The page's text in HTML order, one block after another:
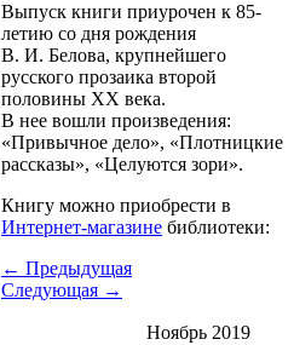
Выпуск книги приурочен к 85-
летию со дня рождения
В. И. Белова, крупнейшего
русского прозаика второй
половины XX века.
В нее вошли произведения:
«Привычное дело», «Плотницкие
рассказы», «Целуются зори».
Книгу можно приобрести в
Интернет-магазине библиотеки:
← Предыдущая
Следующая →
Ноябрь 2019